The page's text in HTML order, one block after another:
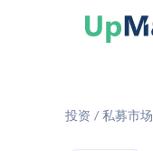
投资 / 私募市场